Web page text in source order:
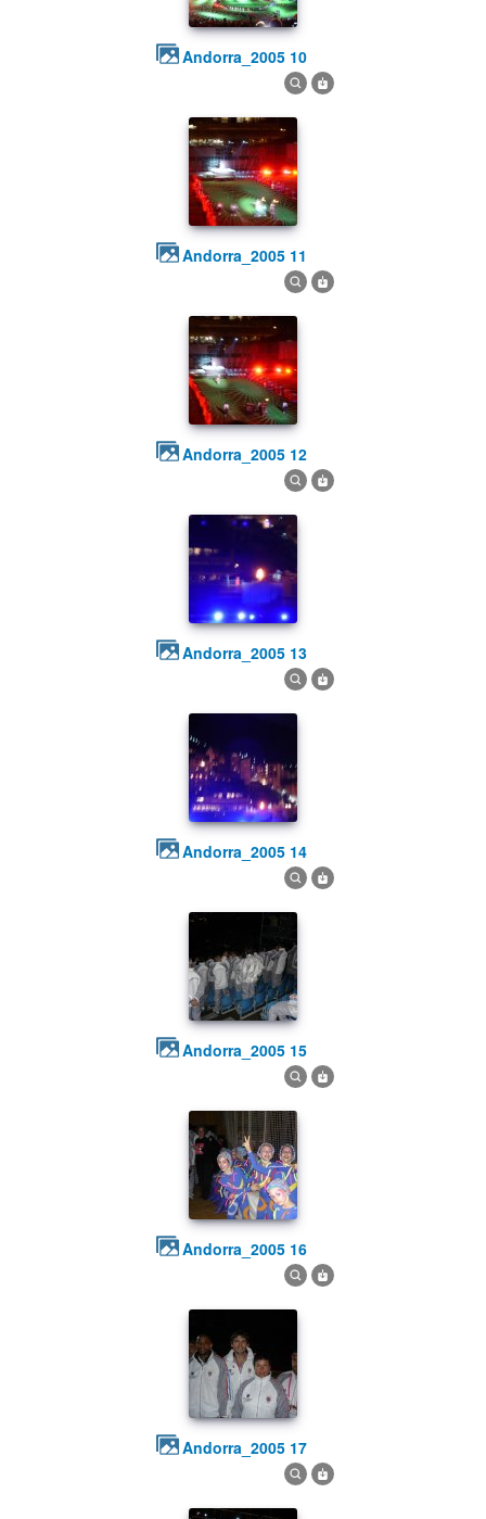
andorra_2005 10
andorra_2005 11
andorra_2005 12
andorra_2005 13
andorra_2005 14
andorra_2005 15
andorra_2005 16
andorra_2005 17